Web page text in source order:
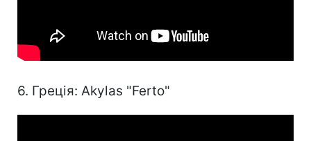
6. Греція: Akylas "Ferto"